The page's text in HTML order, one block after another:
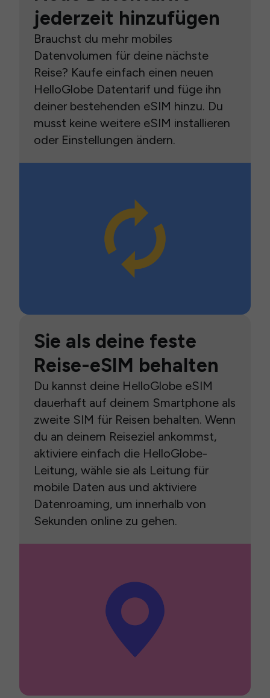
jederzeit hinzufügen
Brauchst du mehr mobiles
Datenvolumen für deine nächste
Reise? Kaufe einfach einen neuen
HelloGlobe Datentarif und füge ihn
deiner bestehenden eSIM hinzu. Du
musst keine weitere eSIM installieren
oder Einstellungen ändern.
Sie als deine feste
Reise-eSIM behalten
Du kannst deine HelloGlobe eSIM
dauerhaft auf deinem Smartphone als
zweite SIM für Reisen behalten. Wenn
du an deinem Reiseziel ankommst,
aktiviere einfach die HelloGlobe-
Leitung, wähle sie als Leitung für
mobile Daten aus und aktiviere
Datenroaming, um innerhalb von
Sekunden online zu gehen.